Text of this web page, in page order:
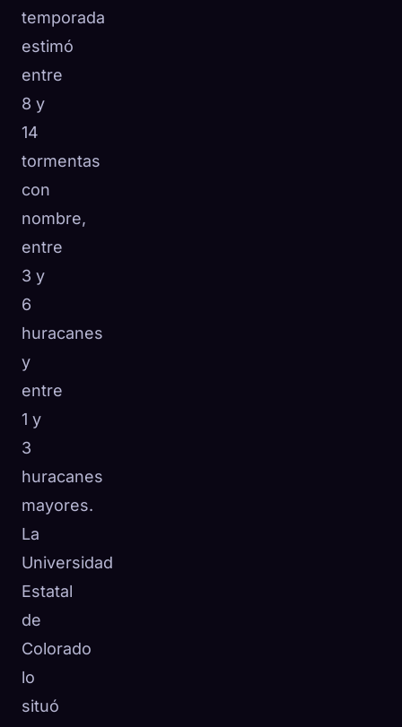
temporada
estimó
entre
8 y
14
tormentas
con
nombre,
entre
3 y
6
huracanes
y
entre
1 y
3
huracanes
mayores.
La
Universidad
Estatal
de
Colorado
lo
situó